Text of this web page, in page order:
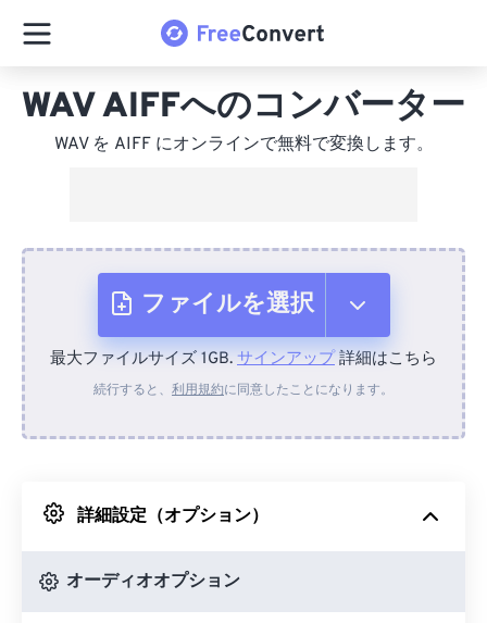
WAV AIFFへのコンバーター
WAV を AIFF にオンラインで無料で変換します。
ファイルを選択
デバイスから
Googleドライブから
最大ファイルサイズ 1GB. サインアップ詳細はこちら
続行すると、 利用規約に同意したことになります。
詳細設定（オプション）
オーディオオプション